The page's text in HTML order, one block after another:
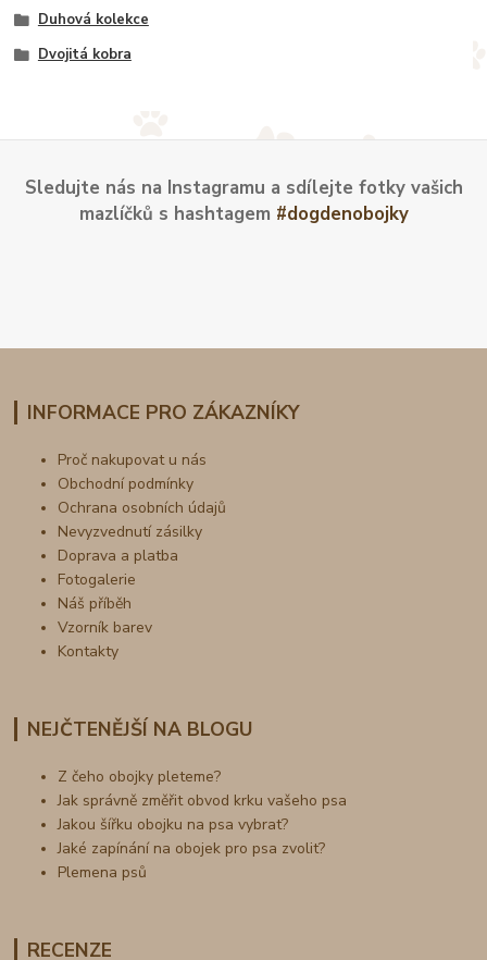
Duhová kolekce
Dvojitá kobra
Sledujte nás na Instagramu a sdílejte fotky vašich
mazlíčků s hashtagem #dogdenobojky
INFORMACE PRO ZÁKAZNÍKY
Proč nakupovat u nás
Obchodní podmínky
Ochrana osobních údajů
Nevyzvednutí zásilky
Doprava a platba
Fotogalerie
Náš příběh
Vzorník barev
Kontakty
NEJČTENĚJŠÍ NA BLOGU
Z čeho obojky pleteme?
Jak správně změřit obvod krku vašeho psa
Jakou šířku obojku na psa vybrat?
Jaké zapínání na obojek pro psa zvolit?
Plemena psů
RECENZE